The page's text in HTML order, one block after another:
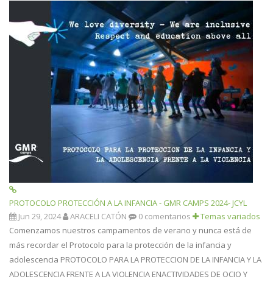
PROTOCOLO PROTECCIÓN A LA INFANCIA - GMR CAMPS 2024- JCYL
Jun 29, 2024
ARACELI CATÓN 0 comentarios
Temas variados
Comenzamos nuestros campamentos de verano y nunca está de
más recordar el Protocolo para la protección de la infancia y
adolescencia PROTOCOLO PARA LA PROTECCION DE LA INFANCIA Y LA
ADOLESCENCIA FRENTE A LA VIOLENCIA ENACTIVIDADES DE OCIO Y